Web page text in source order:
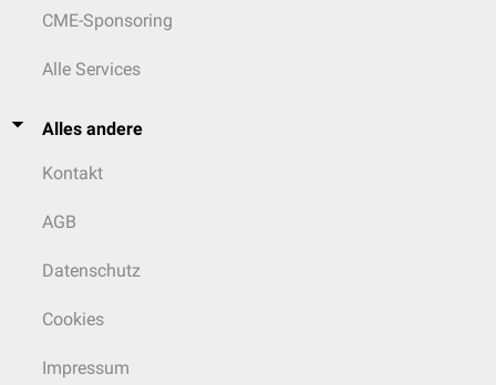
CME-Sponsoring
Alle Services
Alles andere
Kontakt
AGB
Datenschutz
Cookies
Impressum